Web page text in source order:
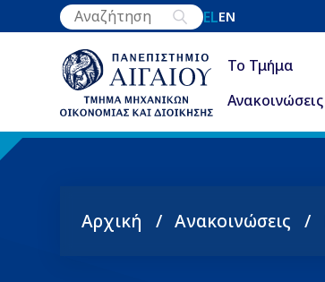
Παράκαμψη
προς
περιεχόμενο
ELEN
Το Τμήμα
Ανακοινώσεις
Breadcrumb
Αρχική Ανακοινώσεις